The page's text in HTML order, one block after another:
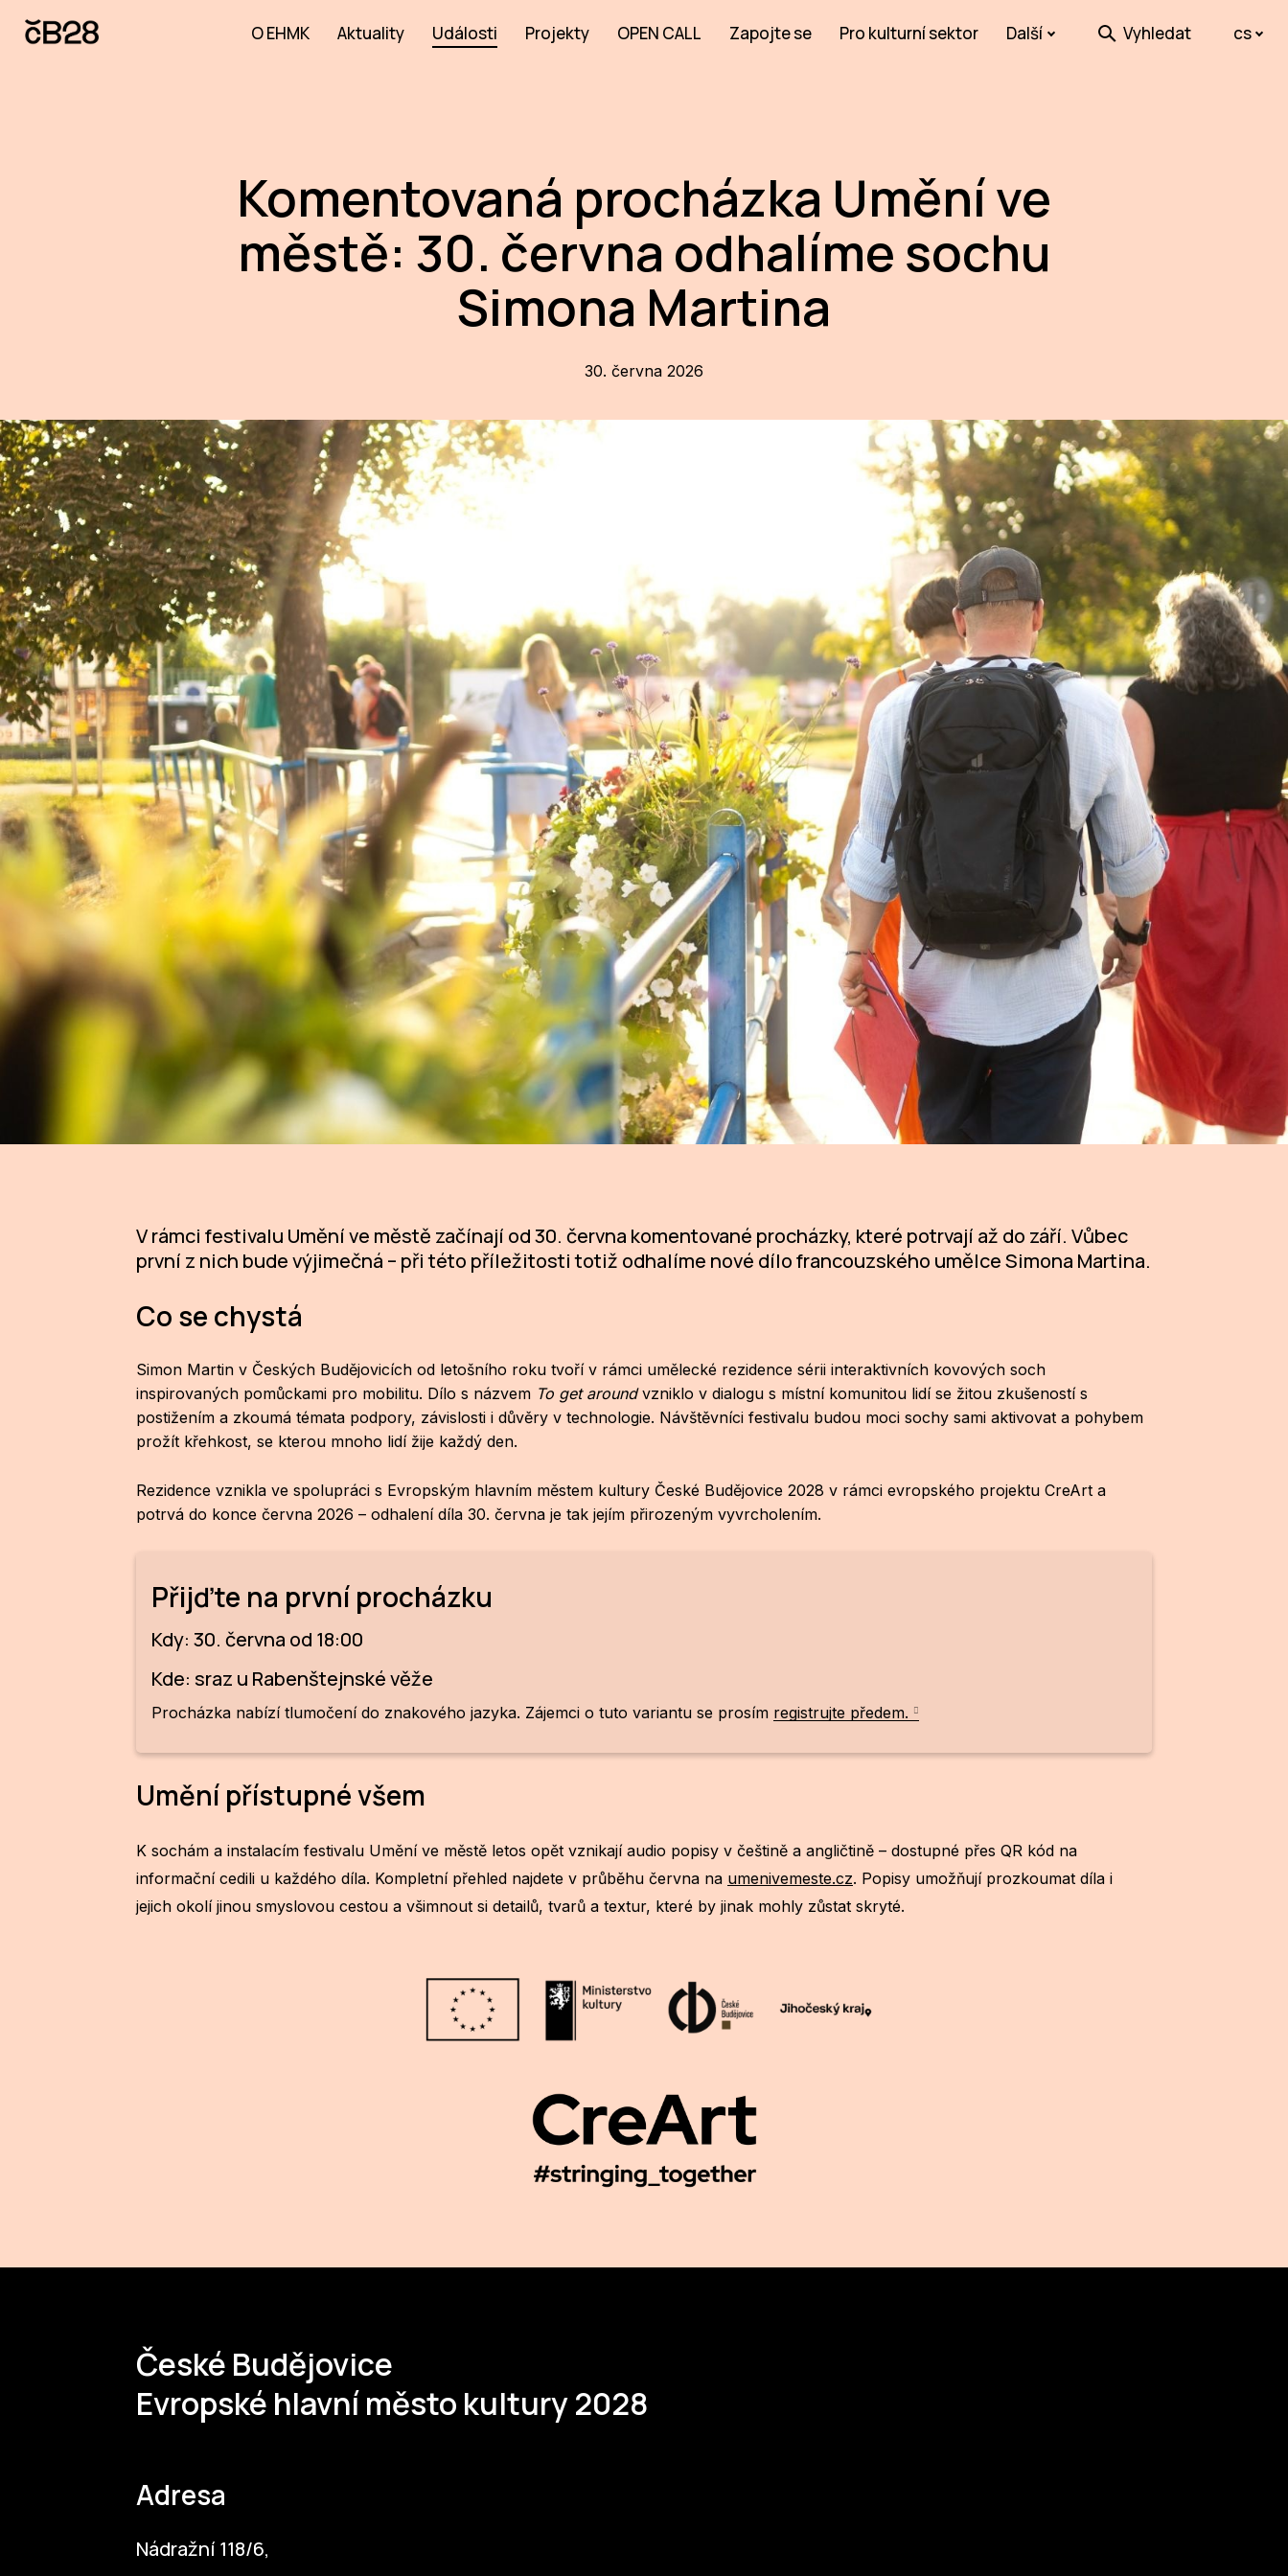
O EHMK Aktuality Události Projekty OPEN CALL Zapojte se Pro kulturní sektor Další Vyhledat cs
Komentovaná procházka Umění ve
městě: 30. června odhalíme sochu
Simona Martina
30. června 2026
V rámci festivalu Umění ve městě začínají od 30. června komentované procházky, které potrvají až do září. Vůbec
první z nich bude výjimečná – při této příležitosti totiž odhalíme nové dílo francouzského umělce Simona Martina.
Co se chystá
Simon Martin v Českých Budějovicích od letošního roku tvoří v rámci umělecké rezidence sérii interaktivních kovových soch
inspirovaných pomůckami pro mobilitu. Dílo s názvem To get aroundvzniklo v dialogu s místní komunitou lidí se žitou zkušeností s
postižením a zkoumá témata podpory, závislosti i důvěry v technologie. Návštěvníci festivalu budou moci sochy sami aktivovat a pohybem
prožít křehkost, se kterou mnoho lidí žije každý den.
Rezidence vznikla ve spolupráci s Evropským hlavním městem kultury České Budějovice 2028 v rámci evropského projektu CreArt a
potrvá do konce června 2026 – odhalení díla 30. června je tak jejím přirozeným vyvrcholením.
Přijďte na první procházku
Kdy: 30. června od 18:00
Kde: sraz u Rabenštejnské věže
Procházka nabízí tlumočení do znakového jazyka. Zájemci o tuto variantu se prosím registrujte předem.
Umění přístupné všem
K sochám a instalacím festivalu Umění ve městě letos opět vznikají audio popisy v češtině a angličtině – dostupné přes QR kód na
informační cedili u každého díla. Kompletní přehled najdete v průběhu června na umenivemeste.cz. Popisy umožňují prozkoumat díla i
jejich okolí jinou smyslovou cestou a všimnout si detailů, tvarů a textur, které by jinak mohly zůstat skryté.
České Budějovice
Evropské hlavní město kultury 2028
Adresa
Nádražní 118/6,